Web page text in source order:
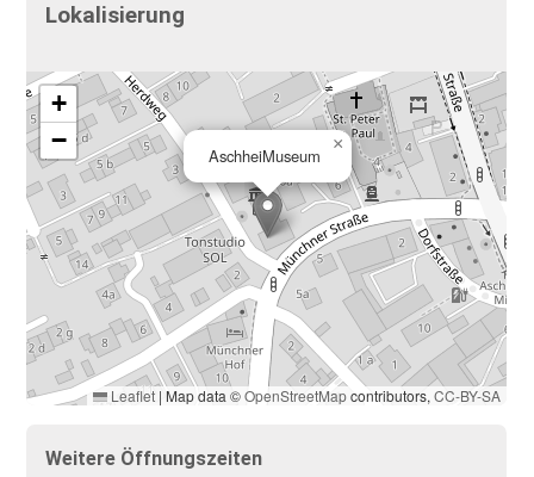
Lokalisierung
AschheiMuseum
×
+
−
Leaflet | Map data ©OpenStreetMapcontributors,CC-BY-SA
Weitere Öffnungszeiten